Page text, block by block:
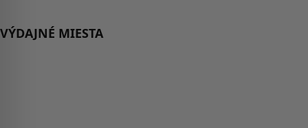
VÝDAJNÉ MIESTA